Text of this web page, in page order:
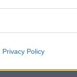
Privacy Policy